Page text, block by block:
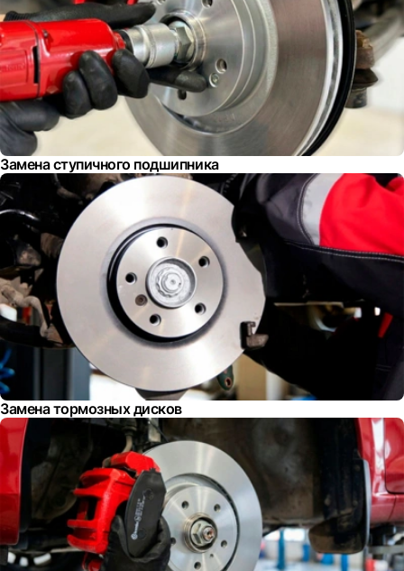
Замена ступичного подшипника
Замена тормозных дисков